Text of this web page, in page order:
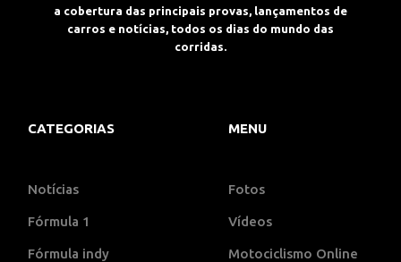
a cobertura das principais provas, lançamentos de
carros e notícias, todos os dias do mundo das
corridas.
CATEGORIAS
Notícias
Fórmula 1
Fórmula indy
MENU
Fotos
Vídeos
Motociclismo Online